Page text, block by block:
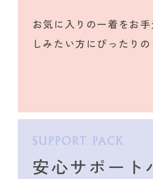
お気に入りの一着をお
しみたい方にぴったりの
安心サポート